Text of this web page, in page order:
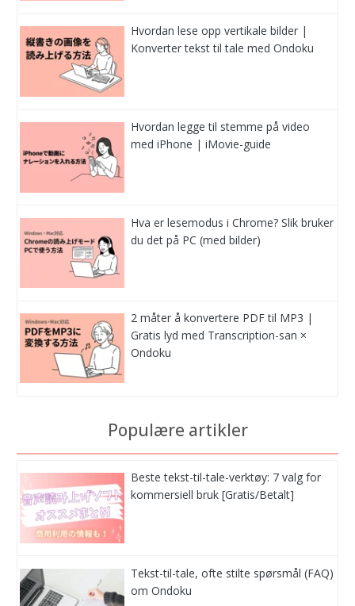
Hvordan lese opp vertikale bilder |
Konverter tekst til tale med Ondoku
Hvordan legge til stemme på video
med iPhone | iMovie-guide
Hva er lesemodus i Chrome? Slik bruker
du det på PC (med bilder)
2 måter å konvertere PDF til MP3 |
Gratis lyd med Transcription-san ×
Ondoku
Populære artikler
Beste tekst-til-tale-verktøy: 7 valg for
kommersiell bruk [Gratis/Betalt]
Tekst-til-tale, ofte stilte spørsmål (FAQ)
om Ondoku